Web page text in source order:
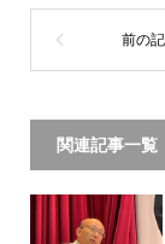
関連記事一覧